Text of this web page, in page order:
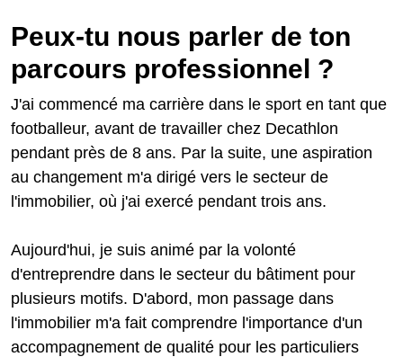
Peux-tu nous parler de ton
parcours professionnel ?
J'ai commencé ma carrière dans le sport en tant que
footballeur, avant de travailler chez Decathlon
pendant près de 8 ans. Par la suite, une aspiration
au changement m'a dirigé vers le secteur de
l'immobilier, où j'ai exercé pendant trois ans.
Aujourd'hui, je suis animé par la volonté
d'entreprendre dans le secteur du bâtiment pour
plusieurs motifs. D'abord, mon passage dans
l'immobilier m'a fait comprendre l'importance d'un
accompagnement de qualité pour les particuliers